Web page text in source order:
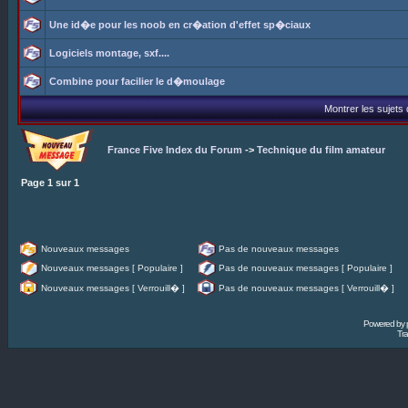
Une id�e pour les noob en cr�ation d'effet sp�ciaux
Logiciels montage, sxf....
Combine pour facilier le d�moulage
Montrer les sujets
France Five Index du Forum -> Technique du film amateur
Page 1 sur 1
Nouveaux messages
Pas de nouveaux messages
Nouveaux messages [ Populaire ]
Pas de nouveaux messages [ Populaire ]
Nouveaux messages [ Verrouill� ]
Pas de nouveaux messages [ Verrouill� ]
Powered by